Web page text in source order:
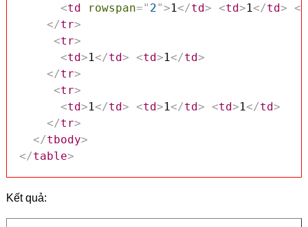
<td rowspan=" 2">1 </td> <td>1 </td> <
</tr>
<tr>
<td>1 </td> <td>1 </td>
</tr>
<tr>
<td>1 </td> <td>1 </td> <td>1 </td>
</tr>
</tbody>
</table>
Kết quả: